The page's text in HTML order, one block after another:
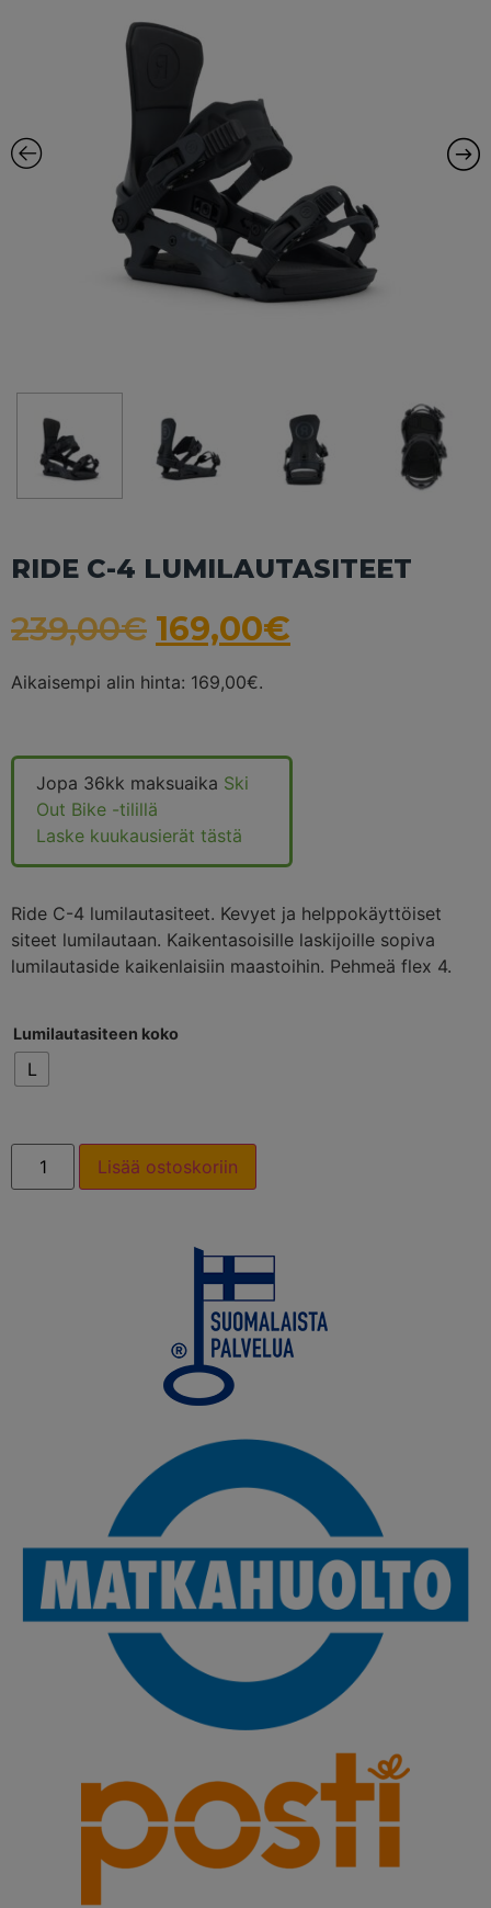
RIDE C-4 LUMILAUTASITEET
239,00€ 169,00€
Aikaisempi alin hinta: 169,00€.
Jopa 36kk maksuaika Ski
Out Bike -tilillä
Laske kuukausierät tästä
Ride C-4 lumilautasiteet. Kevyet ja helppokäyttöiset
siteet lumilautaan. Kaikentasoisille laskijoille sopiva
lumilautaside kaikenlaisiin maastoihin. Pehmeä flex 4.
Lumilautasiteen koko
L
Lisää ostoskoriin